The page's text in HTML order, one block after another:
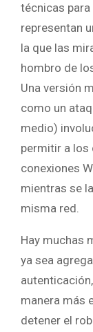
técnicas
representan
la que las
hombro de
Una versión
como un
medio)
permitir a
conexiones
mientras se
misma red.
Hay muchas
ya sea
manera más
detener el